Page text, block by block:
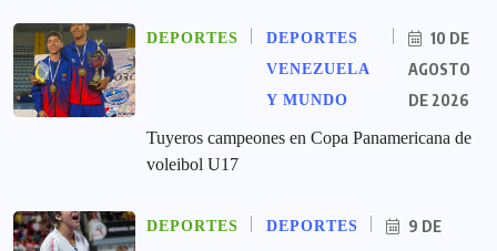
DEPORTES
DEPORTES
VENEZUELA
Y MUNDO
10 DE
AGOSTO
DE 2026
Tuyeros campeones en Copa Panamericana de
voleibol U17
DEPORTES
DEPORTES
9 DE